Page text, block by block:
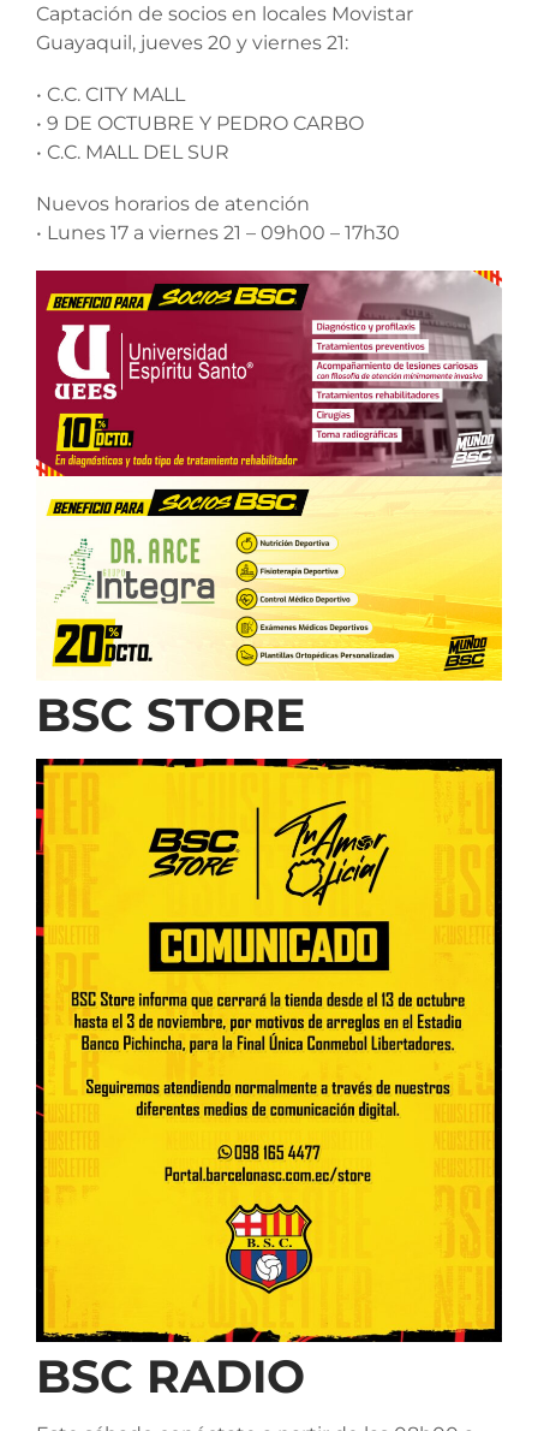
Captación de socios en locales Movistar
Guayaquil, jueves 20 y viernes 21:
• C.C. CITY MALL
• 9 DE OCTUBRE Y PEDRO CARBO
• C.C. MALL DEL SUR
Nuevos horarios de atención
• Lunes 17 a viernes 21 – 09h00 – 17h30
BSC STORE
BSC RADIO